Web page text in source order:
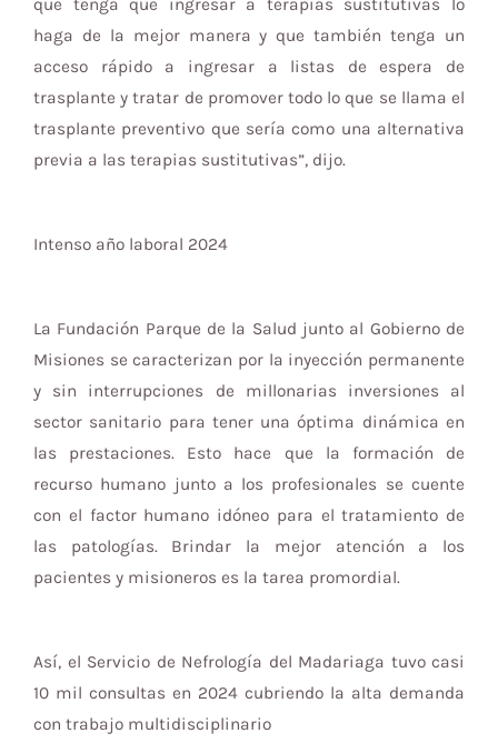
que tenga que ingresar a terapias sustitutivas lo
haga de la mejor manera y que también tenga un
acceso rápido a ingresar a listas de espera de
trasplante y tratar de promover todo lo que se llama el
trasplante preventivo que sería como una alternativa
previa a las terapias sustitutivas”, dijo.
Intenso año laboral 2024
La Fundación Parque de la Salud junto al Gobierno de
Misiones se caracterizan por la inyección permanente
y sin interrupciones de millonarias inversiones al
sector sanitario para tener una óptima dinámica en
las prestaciones. Esto hace que la formación de
recurso humano junto a los profesionales se cuente
con el factor humano idóneo para el tratamiento de
las patologías. Brindar la mejor atención a los
pacientes y misioneros es la tarea promordial.
Así, el Servicio de Nefrología del Madariaga tuvo casi
10 mil consultas en 2024 cubriendo la alta demanda
con trabajo multidisciplinario